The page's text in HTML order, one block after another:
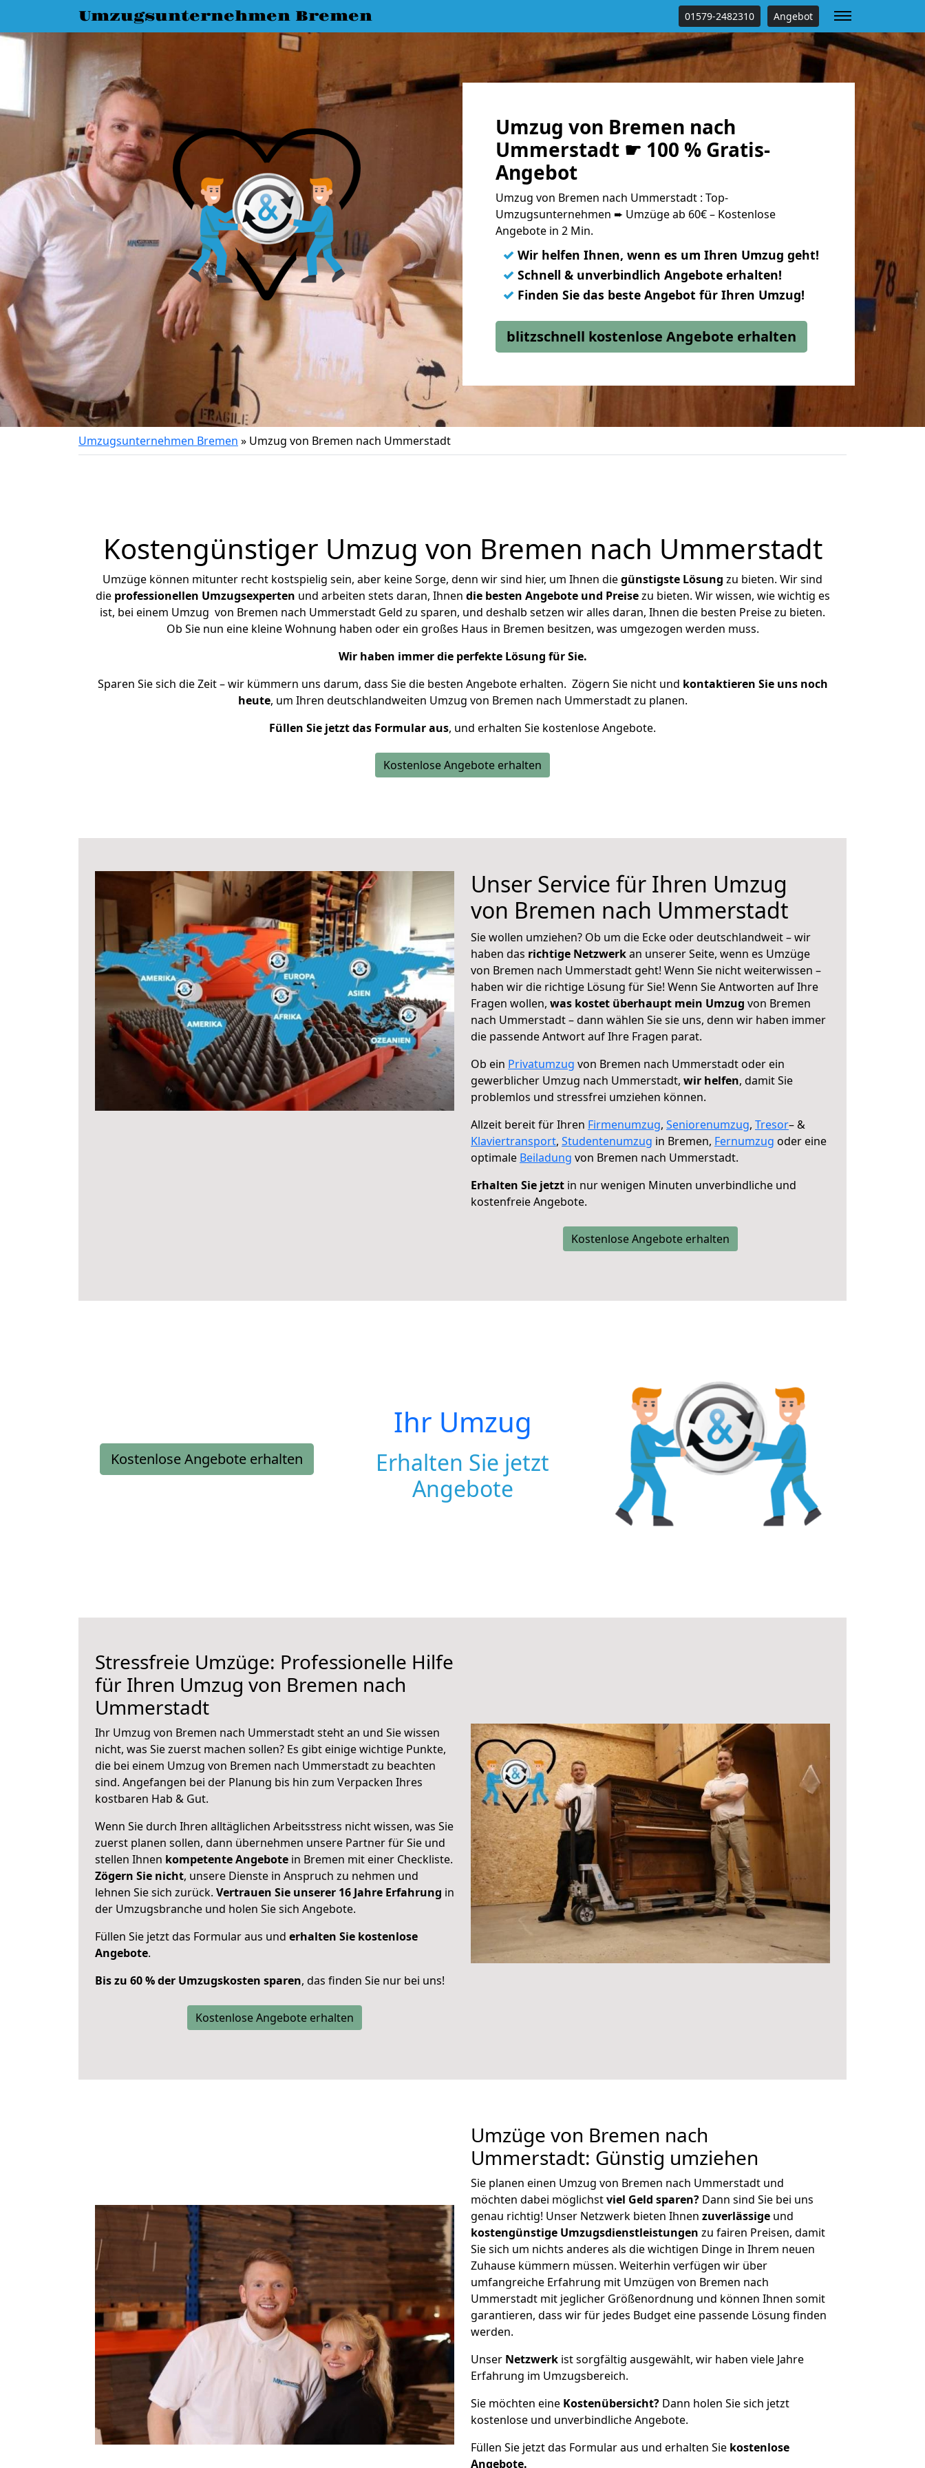
Umzugsunternehmen Bremen 01579-2482310 Angebot
Umzug von Bremen nach
Ummerstadt ☛ 100 % Gratis-
Angebot
Umzug von Bremen nach Ummerstadt : Top-
Umzugsunternehmen ➨ Umzüge ab 60€ – Kostenlose
Angebote in 2 Min.
✓ Wir helfen Ihnen, wenn es um Ihren Umzug geht!
✓ Schnell & unverbindlich Angebote erhalten!
✓ Finden Sie das beste Angebot für Ihren Umzug!
blitzschnell kostenlose Angebote erhalten
Umzugsunternehmen Bremen » Umzug von Bremen nach Ummerstadt
Kostengünstiger Umzug von Bremen nach Ummerstadt
Umzüge können mitunter recht kostspielig sein, aber keine Sorge, denn wir sind hier, um Ihnen diegünstigste Lösung zu bieten. Wir sind
die professionellen Umzugsexperten und arbeiten stets daran, Ihnen die besten Angebote und Preisezu bieten. Wir wissen, wie wichtig es
ist, bei einem Umzug von Bremen nach Ummerstadt Geld zu sparen, und deshalb setzen wir alles daran, Ihnen die besten Preise zu bieten.
Ob Sie nun eine kleine Wohnung haben oder ein großes Haus in Bremen besitzen, was umgezogen werden muss.
Wir haben immer die perfekte Lösung für Sie.
Sparen Sie sich die Zeit – wir kümmern uns darum, dass Sie die besten Angebote erhalten. Zögern Sie nicht und kontaktieren Sie uns noch
heute, um Ihren deutschlandweiten Umzug von Bremen nach Ummerstadt zu planen.
Füllen Sie jetzt das Formular aus, und erhalten Sie kostenlose Angebote.
Kostenlose Angebote erhalten
Unser Service für Ihren Umzug
von Bremen nach Ummerstadt
Sie wollen umziehen? Ob um die Ecke oder deutschlandweit – wir
haben das richtige Netzwerkan unserer Seite, wenn es Umzüge
von Bremen nach Ummerstadt geht! Wenn Sie nicht weiterwissen –
haben wir die richtige Lösung für Sie! Wenn Sie Antworten auf Ihre
Fragen wollen, was kostet überhaupt mein Umzug von Bremen
nach Ummerstadt – dann wählen Sie sie uns, denn wir haben immer
die passende Antwort auf Ihre Fragen parat.
Ob ein Privatumzug von Bremen nach Ummerstadt oder ein
gewerblicher Umzug nach Ummerstadt, wir helfen, damit Sie
problemlos und stressfrei umziehen können.
Allzeit bereit für Ihren Firmenumzug, Seniorenumzug, Tresor– &
Klaviertransport, Studentenumzug in Bremen, Fernumzug oder eine
optimale Beiladung von Bremen nach Ummerstadt.
Erhalten Sie jetzt in nur wenigen Minuten unverbindliche und
kostenfreie Angebote.
Kostenlose Angebote erhalten
Kostenlose Angebote erhalten
Ihr Umzug
Erhalten Sie jetzt
Angebote
Stressfreie Umzüge: Professionelle Hilfe
für Ihren Umzug von Bremen nach
Ummerstadt
Ihr Umzug von Bremen nach Ummerstadt steht an und Sie wissen
nicht, was Sie zuerst machen sollen? Es gibt einige wichtige Punkte,
die bei einem Umzug von Bremen nach Ummerstadt zu beachten
sind. Angefangen bei der Planung bis hin zum Verpacken Ihres
kostbaren Hab & Gut.
Wenn Sie durch Ihren alltäglichen Arbeitsstress nicht wissen, was Sie
zuerst planen sollen, dann übernehmen unsere Partner für Sie und
stellen Ihnen kompetente Angebote in Bremen mit einer Checkliste.
Zögern Sie nicht, unsere Dienste in Anspruch zu nehmen und
lehnen Sie sich zurück. Vertrauen Sie unserer 16 Jahre Erfahrung in
der Umzugsbranche und holen Sie sich Angebote.
Füllen Sie jetzt das Formular aus und erhalten Sie kostenlose
Angebote.
Bis zu 60 % der Umzugskosten sparen, das finden Sie nur bei uns!
Kostenlose Angebote erhalten
Umzüge von Bremen nach
Ummerstadt: Günstig umziehen
Sie planen einen Umzug von Bremen nach Ummerstadt und
möchten dabei möglichstviel Geld sparen? Dann sind Sie bei uns
genau richtig! Unser Netzwerk bieten Ihnen zuverlässige und
kostengünstige Umzugsdienstleistungen zu fairen Preisen, damit
Sie sich um nichts anderes als die wichtigen Dinge in Ihrem neuen
Zuhause kümmern müssen. Weiterhin verfügen wir über
umfangreiche Erfahrung mit Umzügen von Bremen nach
Ummerstadt mit jeglicher Größenordnung und können Ihnen somit
garantieren, dass wir für jedes Budget eine passende Lösung finden
werden.
Unser Netzwerk ist sorgfältig ausgewählt, wir haben viele Jahre
Erfahrung im Umzugsbereich.
Sie möchten eine Kostenübersicht? Dann holen Sie sich jetzt
kostenlose und unverbindliche Angebote.
Füllen Sie jetzt das Formular aus und erhalten Sie kostenlose
Angebote.